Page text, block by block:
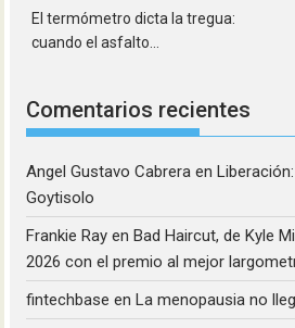
El termómetro dicta la tregua:
cuando el asfalto...
Comentarios recientes
Angel Gustavo Cabrera en
Goytisolo
Frankie Ray enBad Haircut, de Kyle
2026 con el premio al mejor
fintechbase enLa menopausia no